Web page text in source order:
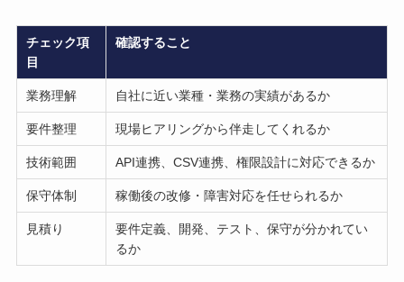
チェック項
目
確認すること
業務理解 自社に近い業種・業務の実績があるか
要件整理 現場ヒアリングから伴走してくれるか
技術範囲 API連携、CSV連携、権限設計に対応できるか
保守体制 稼働後の改修・障害対応を任せられるか
見積り
要件定義、開発、テスト、保守が分かれてい
るか